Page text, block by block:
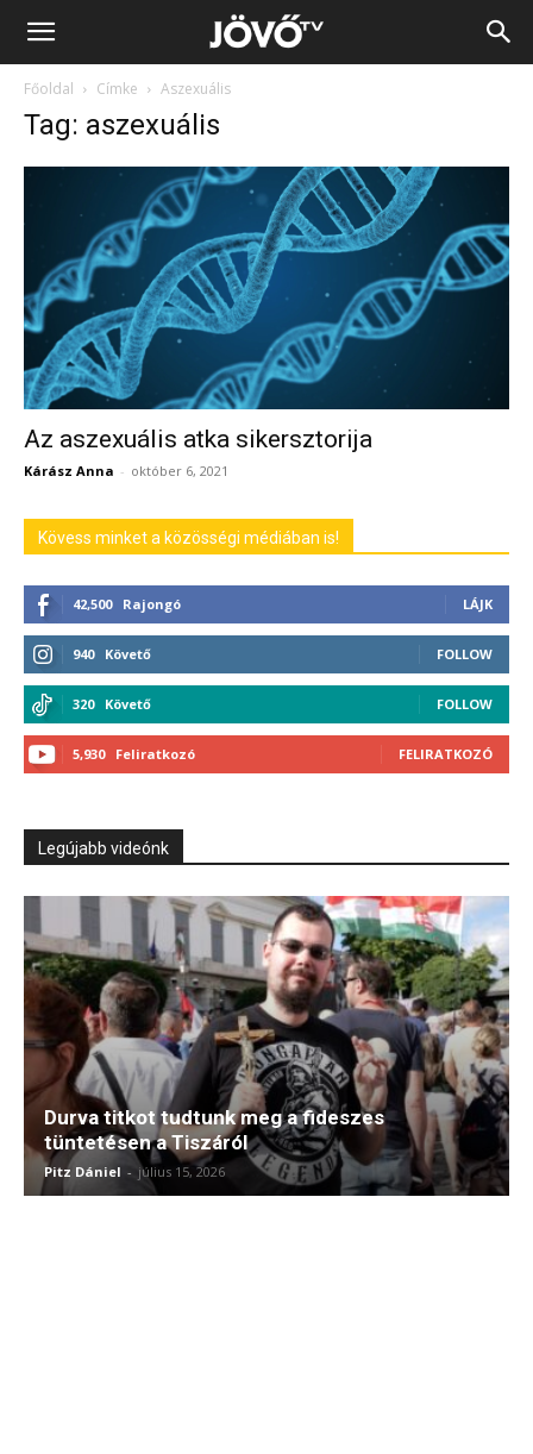
Jövő
Főoldal Címke Aszexuális
Tag: aszexuális
Az aszexuális atka sikersztorija
Kárász Anna - október 6, 2021
Kövess minket a közösségi médiában is!
42,500 Rajongó LÁJK
940 Követő FOLLOW
320 Követő FOLLOW
5,930 Feliratkozó FELIRATKOZÓ
Legújabb videónk
Durva titkot tudtunk meg a fideszes
tüntetésen a Tiszáról
Pitz Dániel - július 15, 2026